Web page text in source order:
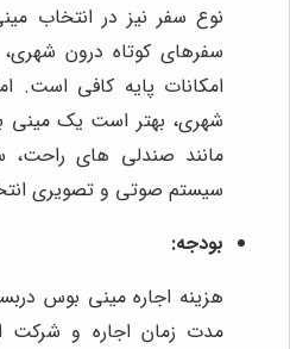
نوع سفر نیز در انتخاب
سفرهای کوتاه درون
امکانات پایه کافی است.
شهری، بهتر است یک مینی
مانند صندلی های راحت،
سیستم صوتی و تصویری
بودجه:
هزینه اجاره مینی بوس
مدت زمان اجاره و شرکت